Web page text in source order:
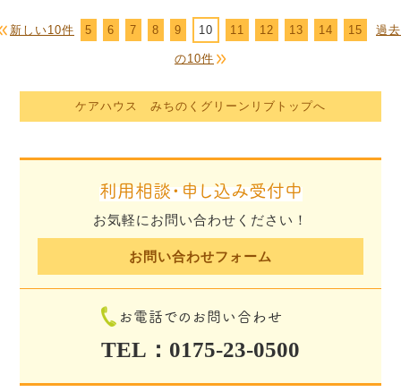
新しい10件 5 6 7 8 9 10 11 12 13 14 15 過去
の10件
ケアハウス みちのくグリーンリブトップへ
利用相談・申し込み受付中
お気軽にお問い合わせください！
お問い合わせフォーム
お電話でのお問い合わせ
TEL：0175-23-0500